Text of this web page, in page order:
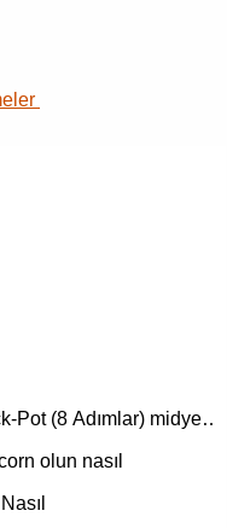
Pot (8 Adımlar) midye…
olun nasıl